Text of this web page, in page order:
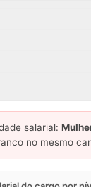
salarial:
no mesmo